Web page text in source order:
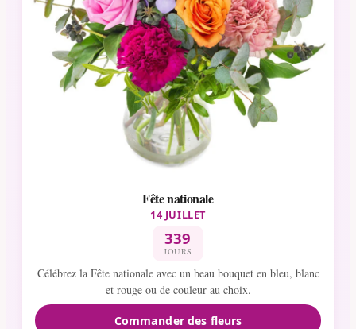
Fête nationale
14 JUILLET
339
JOURS
Célébrez la Fête nationale avec un beau bouquet en bleu, blanc
et rouge ou de couleur au choix.
Commander des fleurs